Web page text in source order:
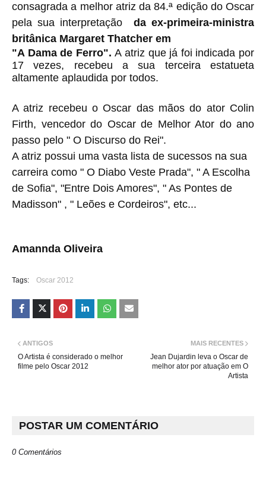
consagrada a melhor atriz da 84.ª edição do Oscar
pela sua interpretação
da ex-primeira-ministra
britânica Margaret Thatcher em
"A Dama de Ferro".A atriz que já foi indicada por
17 vezes, recebeu a sua terceira estatueta
altamente aplaudida por todos.
A atriz recebeu o Oscar das mãos do ator Colin
Firth, vencedor do Oscar de Melhor Ator do ano
passo pelo " O Discurso do Rei".
A atriz possui uma vasta lista de sucessos na sua
carreira como " O Diabo Veste Prada", " A Escolha
de Sofia", "Entre Dois Amores", " As Pontes de
Madisson" , " Leões e Cordeiros", etc...
Amannda Oliveira
Tags: Oscar 2012
MAIS RECENTES
Jean Dujardin leva o Oscar de
melhor ator por atuação em O
Artista
ANTIGOS
O Artista é considerado o melhor
filme pelo Oscar 2012
POSTAR UM COMENTÁRIO
0 Comentários